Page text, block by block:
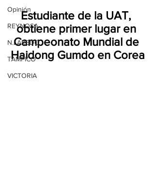
Opinión
REYNOSA
N.LAREDO
TAMPICO
VICTORIA
Estudiante de la UAT,
obtiene primer lugar en
Campeonato Mundial de
Haidong Gumdo en Corea